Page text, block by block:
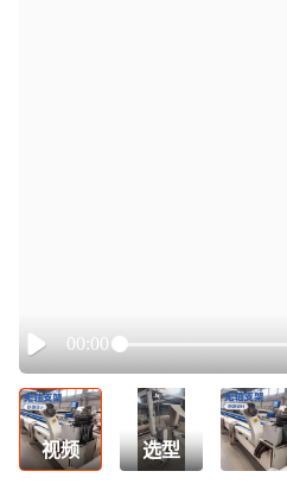
Play
00:00
视频 选型